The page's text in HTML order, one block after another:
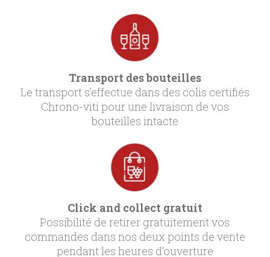
Transport des bouteilles
Le transport s’effectue dans des colis certifiés
Chrono-viti pour une livraison de vos
bouteilles intacte
Click and collect gratuit
Possibilité de retirer gratuitement vos
commandes dans nos deux points de vente
pendant les heures d’ouverture